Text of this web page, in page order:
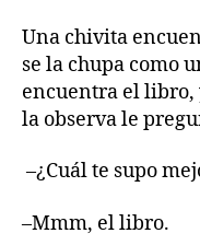
Una chivita
se la chupa como
encuentra el libro,
la observa le
–¿Cuál te supo
–Mmm, el libro.